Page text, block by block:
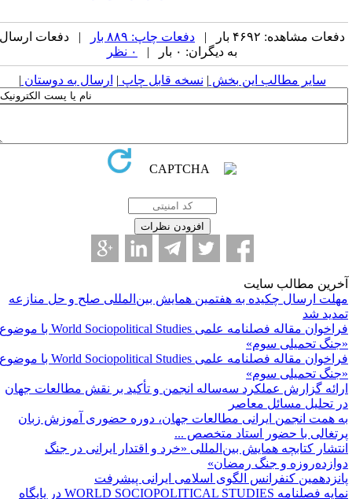
دفعات مشاهده: ۴۶۹۲ بار | دفعات چاپ: ۸۸۹ بار
| دفعات ارسال
به دیگران: ۰ بار |
سایر مطالب این بخش | نسخه قابل چاپ| ارسال به دوستان|
مطالب سایت
ارسال چکیده به هفتمین همایش بین‌المللی صلح و حل منازعه
شد
فراخوان مقاله فصلنامه علمی World Sociopolitical Studies با موضوع
تحمیلی سوم»
فراخوان مقاله فصلنامه علمی World Sociopolitical Studies با موضوع
تحمیلی سوم»
گزارش عملکرد سه‌ساله انجمن و تأکید بر نقش مطالعات جهان
تحلیل مسائل معاصر
همت انجمن ایرانی مطالعات جهان، دوره حضوری آموزش زبان
با حضور استاد متخصص ...
کتابچه همایش بین‌المللی «خرد و اقتدار ایرانی در جنگ
و جنگ رمضان»
کنفرانس الگوی اسلامی ایرانی پیشرفت
نمایه فصلنامه WORLD SOCIOPOLITICAL STUDIES ‌در پایگاه